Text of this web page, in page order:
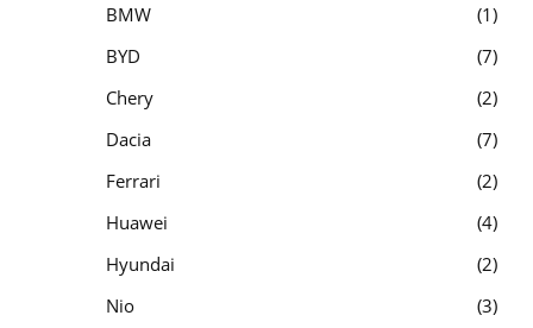
BMW
1
BYD
7
Chery
2
Dacia
7
Ferrari
2
Huawei
4
Hyundai
2
Nio
3